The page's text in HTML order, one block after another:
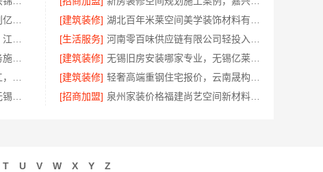
[建筑装修]
[生活服务]
[建筑装修]
无锡旧房安装哪家专业，无锡亿莱居装饰工程材料有限公司
[建筑装修]
[招商加盟] 泉州家装价格福建尚艺空间新材料科技有限公司实景案例
T U V W X Y Z